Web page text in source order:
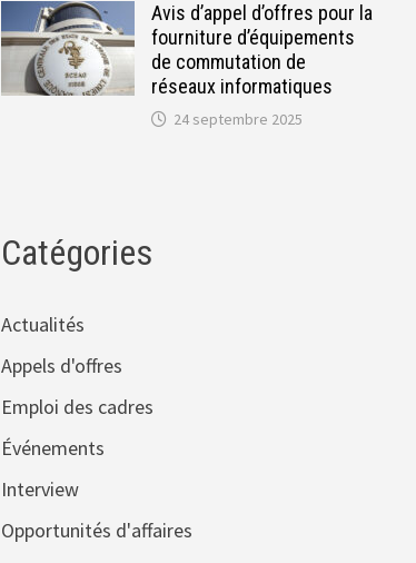
Avis d’appel d’offres pour la
fourniture d’équipements
de commutation de
réseaux informatiques
24 septembre 2025
Catégories
Actualités
Appels d'offres
Emploi des cadres
Événements
Interview
Opportunités d'affaires